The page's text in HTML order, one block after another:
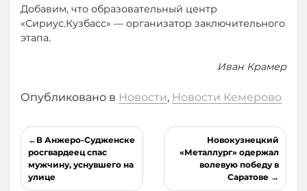
Добавим, что образовательный центр
«Сириус.Кузбасс» — организатор заключительного
этапа.
Иван Крамер
Опубликовано в Новости, Новости Кемерово
Навигация
по
записям
В Анжеро-Судженске
росгвардеец спас
мужчину, уснувшего на
улице
Новокузнецкий
«Металлург» одержал
волевую победу в
Саратове